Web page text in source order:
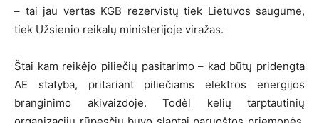
– tai jau vertas KGB rezervistų tiek Lietuvos saugume,
tiek Užsienio reikalų ministerijoje viražas.
Štai kam reikėjo piliečių pasitarimo – kad būtų pridengta
AE statyba, pritariant piliečiams elektros energijos
branginimo akivaizdoje. Todėl kelių tarptautinių